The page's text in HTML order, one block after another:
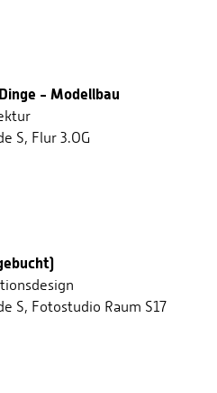
- Modellbau
S, Flur 3.OG
S, Fotostudio Raum S17